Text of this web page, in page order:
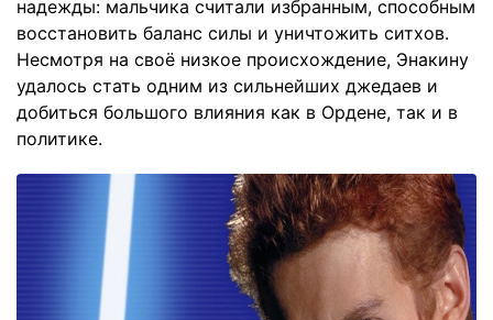
надежды: мальчика считали избранным, способным
восстановить баланс силы и уничтожить ситхов.
Несмотря на своё низкое происхождение, Энакину
удалось стать одним из сильнейших джедаев и
добиться большого влияния как в Ордене, так и в
политике.